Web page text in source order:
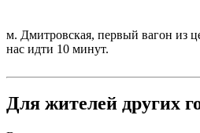
м. Дмитровская, первый вагон из
нас идти 10 минут.
Для жителей других